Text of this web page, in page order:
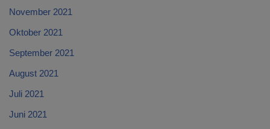
November 2021
Oktober 2021
September 2021
August 2021
Juli 2021
Juni 2021